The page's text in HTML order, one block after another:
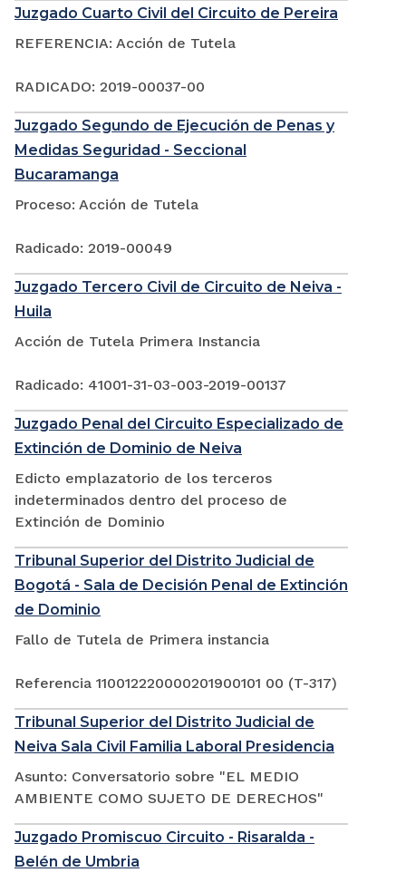
Juzgado Cuarto Civil del Circuito de Pereira
REFERENCIA: Acción de Tutela
RADICADO: 2019-00037-00
Juzgado Segundo de Ejecución de Penas y
Medidas Seguridad - Seccional
Bucaramanga
Proceso: Acción de Tutela
Radicado: 2019-00049
Juzgado Tercero Civil de Circuito de Neiva -
Huila
Acción de Tutela Primera Instancia
Radicado: 41001-31-03-003-2019-00137
Juzgado Penal del Circuito Especializado de
Extinción de Dominio de Neiva
Edicto emplazatorio de los terceros
indeterminados dentro del proceso de
Extinción de Dominio
Tribunal Superior del Distrito Judicial de
Bogotá - Sala de Decisión Penal de Extinción
de Dominio
Fallo de Tutela de Primera instancia
Referencia 110012220000201900101 00 (T-317)
Tribunal Superior del Distrito Judicial de
Neiva Sala Civil Familia Laboral Presidencia
Asunto: Conversatorio sobre "EL MEDIO
AMBIENTE COMO SUJETO DE DERECHOS"
Juzgado Promiscuo Circuito - Risaralda -
Belén de Umbria